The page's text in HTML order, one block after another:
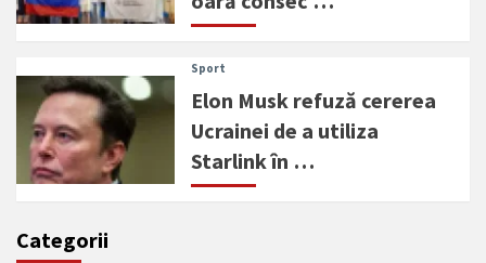
Sport
Elon Musk refuză cererea
Ucrainei de a utiliza
Starlink în …
Categorii